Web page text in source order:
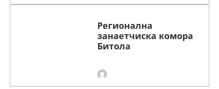
Регионална
занаетчиска комора
Битола